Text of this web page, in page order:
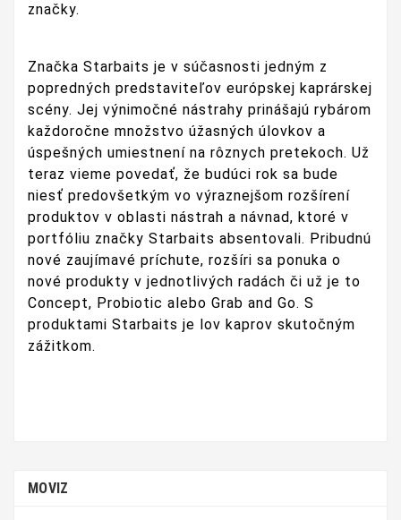
značky.
Značka Starbaits je v súčasnosti jedným z
popredných predstaviteľov európskej kaprárskej
scény. Jej výnimočné nástrahy prinášajú rybárom
každoročne množstvo úžasných úlovkov a
úspešných umiestnení na rôznych pretekoch. Už
teraz vieme povedať, že budúci rok sa bude
niesť predovšetkým vo výraznejšom rozšírení
produktov v oblasti nástrah a návnad, ktoré v
portfóliu značky Starbaits absentovali. Pribudnú
nové zaujímavé príchute, rozšíri sa ponuka o
nové produkty v jednotlivých radách či už je to
Concept, Probiotic alebo Grab and Go. S
produktami Starbaits je lov kaprov skutočným
zážitkom.
MOVIZ